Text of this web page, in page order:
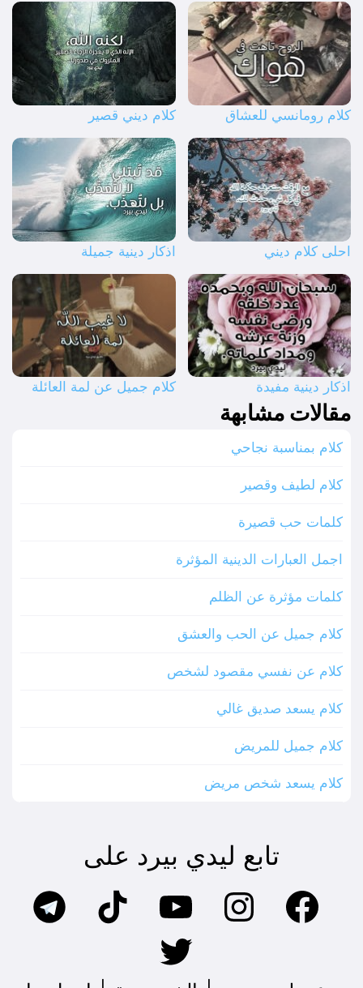
كلام رومانسي للعشاق كلام ديني قصير
احلى كلام ديني اذكار دينية جميلة
اذكار دينية مفيدة كلام جميل عن لمة العائلة
مقالات مشابهة
كلام بمناسبة نجاحي
كلام لطيف وقصير
كلمات حب قصيرة
اجمل العبارات الدينية المؤثرة
كلمات مؤثرة عن الظلم
كلام جميل عن الحب والعشق
كلام عن نفسي مقصود لشخص
كلام يسعد صديق غالي
كلام جميل للمريض
كلام يسعد شخص مريض
تابع ليدي بيرد على